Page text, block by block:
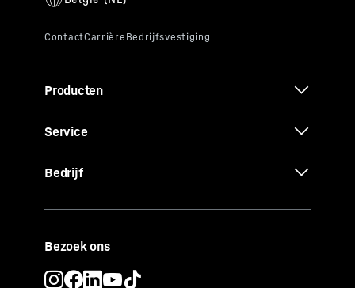
Producten
Service
Bedrijf
Bezoek ons